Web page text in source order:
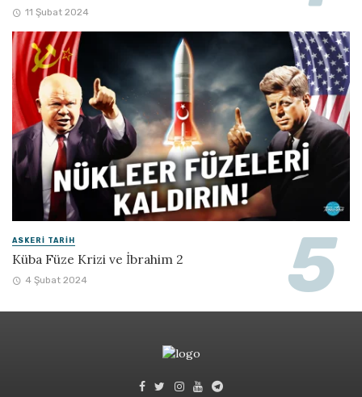
11 Şubat 2024
ASKERI TARIH
Küba Füze Krizi ve İbrahim 2
4 Şubat 2024